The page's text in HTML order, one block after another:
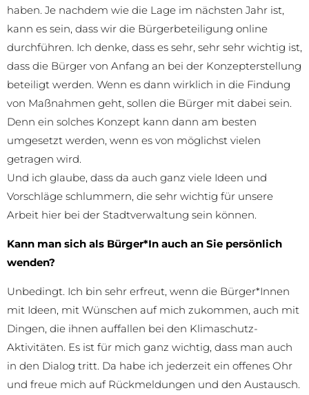
haben. Je nachdem wie die Lage im nächsten Jahr ist,
kann es sein, dass wir die Bürgerbeteiligung online
durchführen. Ich denke, dass es sehr, sehr sehr wichtig ist,
dass die Bürger von Anfang an bei der Konzepterstellung
beteiligt werden. Wenn es dann wirklich in die Findung
von Maßnahmen geht, sollen die Bürger mit dabei sein.
Denn ein solches Konzept kann dann am besten
umgesetzt werden, wenn es von möglichst vielen
getragen wird.
Und ich glaube, dass da auch ganz viele Ideen und
Vorschläge schlummern, die sehr wichtig für unsere
Arbeit hier bei der Stadtverwaltung sein können.
Kann man sich als Bürger*In auch an Sie persönlich
wenden?
Unbedingt. Ich bin sehr erfreut, wenn die Bürger*Innen
mit Ideen, mit Wünschen auf mich zukommen, auch mit
Dingen, die ihnen auffallen bei den Klimaschutz-
Aktivitäten. Es ist für mich ganz wichtig, dass man auch
in den Dialog tritt. Da habe ich jederzeit ein offenes Ohr
und freue mich auf Rückmeldungen und den Austausch.